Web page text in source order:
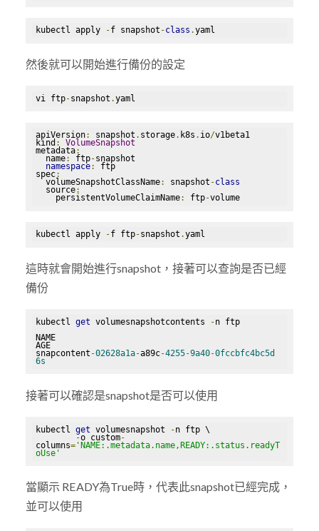
kubectl apply -f snapshot -class .yaml
然後就可以開始進行備份的設定
vi ftp-snapshot .yaml
apiVersion: snapshot . storage. k8s . io/v1beta1
kind : VolumeSnapshot
metadata:
  name
: ftp-snapshot
namespace: ftp
spec:
  volumeSnapshotClassName
: snapshot -class
  source
:
    persistentVolumeClaimName
: ftp-volume
kubectl apply -f ftp-snapshot .yaml
這時就會開始進行snapshot，接著可以查詢是否已經
備份
kubectl get volumesnapshotcontents -n ftp
NAME
AGE
snapcontent -02628a1a-a89c-4255-9a40-0fccbfc4bc5d
6s
接著可以確認是snapshot是否可以使用
kubectl get volumesnapshot -n ftp \
-o custom-
columns= 'NAME:.metadata.name,READY:.status.readyT
oUse'
當顯示 READY為True時，代表此snapshot已經完成，
並可以使用